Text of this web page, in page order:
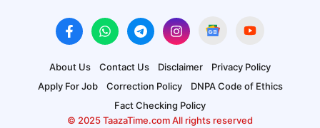
About Us Contact Us Disclaimer
Privacy Policy
Apply For Job
Correction Policy
DNPA Code of Ethics
Fact Checking Policy
© 2025 TaazaTime.com All rights reserved